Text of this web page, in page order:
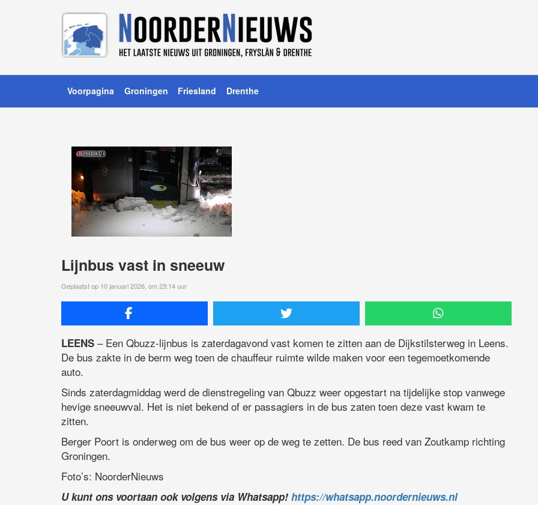
Voorpagina Groningen Friesland Drenthe
Lijnbus vast in sneeuw
Geplaatst op 10 januari 2026, om 23:14 uur
LEENS – Een Qbuzz-lijnbus is zaterdagavond vast komen te zitten aan de Dijkstilsterweg in Leens.
De bus zakte in de berm weg toen de chauffeur ruimte wilde maken voor een tegemoetkomende
auto.
Sinds zaterdagmiddag werd de dienstregeling van Qbuzz weer opgestart na tijdelijke stop vanwege
hevige sneeuwval. Het is niet bekend of er passagiers in de bus zaten toen deze vast kwam te
zitten.
Berger Poort is onderweg om de bus weer op de weg te zetten. De bus reed van Zoutkamp richting
Groningen.
Foto’s: NoorderNieuws
U kunt ons voortaan ook volgens via Whatsapp! https://whatsapp.noordernieuws.nl